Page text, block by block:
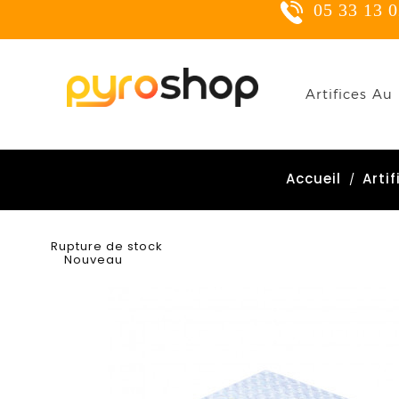
05 33 13
Artifices Au
Accueil
Nouveau
Rupture de stock